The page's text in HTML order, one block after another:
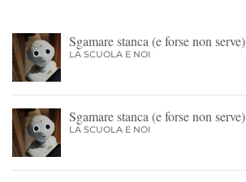
Sgamare stanca (e forse non serve)
LA SCUOLA E NOI
Sgamare stanca (e forse non serve)
LA SCUOLA E NOI